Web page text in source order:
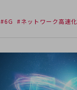
#6G #ネットワーク高速化